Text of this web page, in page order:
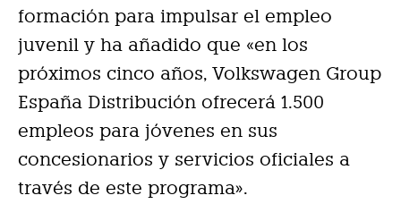
formación para impulsar el empleo
juvenil y ha añadido que «en los
próximos cinco años, Volkswagen Group
España Distribución ofrecerá 1.500
empleos para jóvenes en sus
concesionarios y servicios oficiales a
través de este programa».